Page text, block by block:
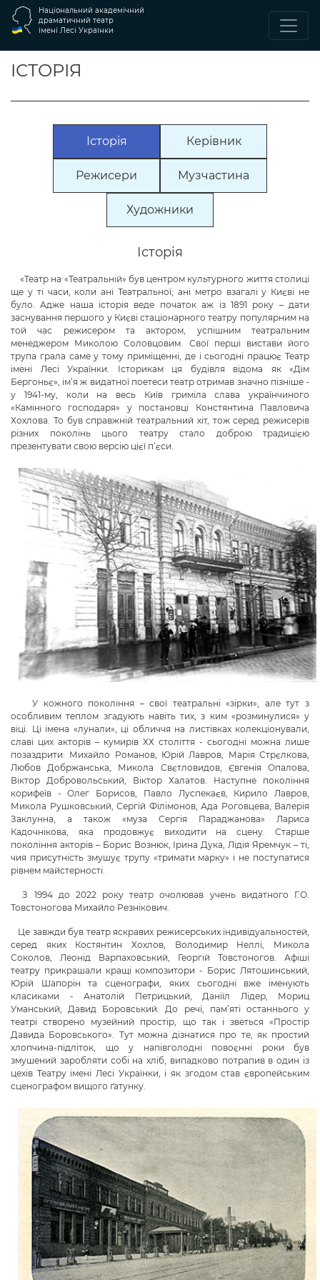
Національний академічний
драматичний театр
імені Лесі Українки
ІСТОРІЯ
Історія Керівник
Режисери Музчастина
Художники
Історія
«Театр на «Театральній» був центром культурного життя столиці
ще у ті часи, коли ані Театральної; ані метро взагалі у Києві не
було. Адже наша історія веде початок аж із 1891 року – дати
заснування першого у Києві стаціонарного театру популярним на
той час режисером та актором, успішним театральним
менеджером Миколою Соловцовим. Свої перші вистави його
трупа грала саме у тому приміщенні, де і сьогодні працює Театр
імені Лесі Українки. Історикам ця будівля відома як «Дім
Бергоньє», ім’я ж видатної поетеси театр отримав значно пізніше -
у 1941-му, коли на весь Київ гриміла слава українчиного
«Камінного господаря» у постановці Констянтина Павловича
Хохлова. То був справжній театральний хіт, тож серед режисерів
різних поколінь цього театру стало доброю традицією
презентувати свою версію цієї п’єси.
У кожного покоління – свої театральні «зірки», але тут з
особливим теплом згадують навіть тих, з ким «розминулися» у
віці. Ці імена «лунали», ці обличчя на листівках колекціонували,
славі цих акторів – кумирів ХХ століття - сьогодні можна лише
позаздрити: Михайло Романов, Юрій Лавров, Марія Стрєлкова,
Любов Добржанська, Микола Свєтловидов, Євгенія Опалова,
Віктор Добровольський, Віктор Халатов. Наступне покоління
корифеїв - Олег Борисов, Павло Луспекаєв, Кирило Лавров,
Микола Рушковський, Сергій Філімонов, Ада Роговцева, Валерія
Заклунна, а також «муза Сергія Параджанова» Лариса
Кадочнікова, яка продовжує виходити на сцену. Старше
покоління акторів – Борис Вознюк, Ірина Дука, Лідія Яремчук – ті,
чия присутність змушує трупу «тримати марку» і не поступатися
рівнем майстерності.
З 1994 до 2022 року театр очолював учень видатного Г.О.
Товстоногова Михайло Резнікович.
Це завжди був театр яскравих режисерських індивідуальностей,
серед яких Костянтин Хохлов, Володимир Неллі, Микола
Соколов, Леонід Варпаховський, Георгій Товстоногов. Афіші
театру прикрашали кращі композитори - Борис Лятошинський,
Юрій Шапорін та сценографи, яких сьогодні вже іменують
класиками - Анатолій Петрицький, Даніїл Лідер, Мориц
Уманський, Давид Боровський. До речі, пам’яті останнього у
театрі створено музейний простір, що так і зветься «Простір
Давида Боровського». Тут можна дізнатися про те, як простий
хлопчина-підліток, що у напівголодні повоєнні роки був
змушений заробляти собі на хліб, випадково потрапив в один із
цехів Театру імені Лесі Українки, і як згодом став європейським
сценографом вищого ґатунку.